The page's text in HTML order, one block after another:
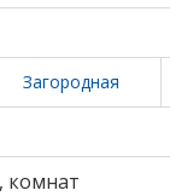
Загородная
комнат